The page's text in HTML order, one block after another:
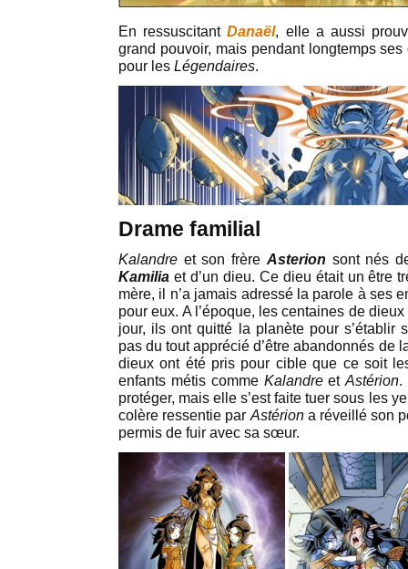
En ressuscitantDanaël, elle a aussi
grand pouvoir, mais pendant longtemps
pour les Légendaires.
Drame familial
Kalandre et son frère Asterion sont nés
Kamilia et d’un dieu. Ce dieu était un être
mère, il n’a jamais adressé la parole à ses
pour eux. A l’époque, les centaines de
jour, ils ont quitté la planète pour s’établir
pas du tout apprécié d’être abandonnés de
dieux ont été pris pour cible que ce soit
enfants métis comme KalandreetAstérion.
protéger, mais elle s’est faite tuer sous les
colère ressentie par Astériona réveillé son
permis de fuir avec sa sœur.